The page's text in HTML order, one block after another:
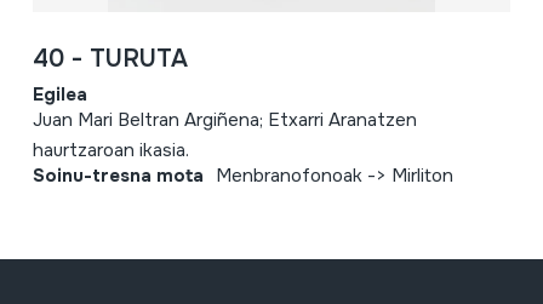
40 - TURUTA
Egilea
Juan Mari Beltran Argiñena; Etxarri Aranatzen
haurtzaroan ikasia.
Soinu-tresna mota Menbranofonoak -> Mirliton